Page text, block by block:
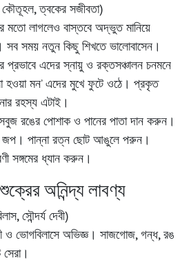
ত্বকের সজীবতা)
মতো লাগলেও বাস্তবে অদ্ভুত মানিয়ে
সব সময় নতুন কিছু শিখতে ভালোবাসেন।
প্রভাবে এদের স্নায়ু ও রক্তসঞ্চালন চনমনে
হওয়া মন’ এদের মুখে ফুটে ওঠে। প্রকৃত
রহস্য এটাই।
রঙের পোশাক ও পানের পাতা দান করুন।
জপ। পান্না রত্ন ছোট আঙুলে পরুন।
সঙ্গমের ধ্যান করুন।
অনিন্দ্য লাবণ্য
সৌন্দর্য দেবী)
ও ভোগবিলাসে অভিজ্ঞ। সাজগোজ, গন্ধ, রঙ